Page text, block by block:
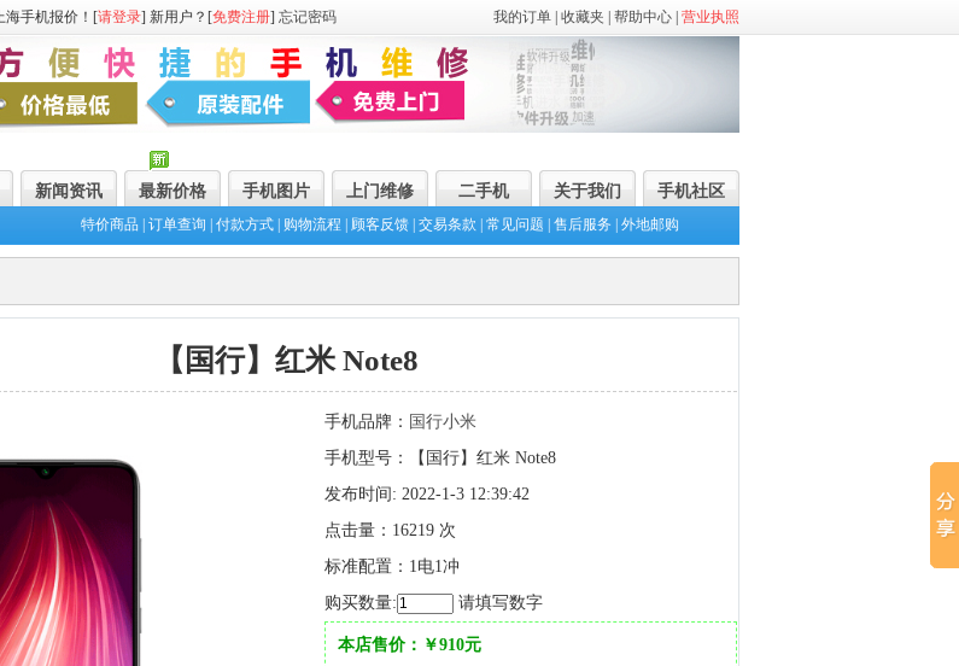
海手机报价！[请登录] 新用户？[免费注册] 忘记密码 我的订单 收藏夹 帮助中心 营业执照
新闻资讯 最新价格 手机图片 上门维修 二手机 关于我们
手机社区
特价商品 订单查询 付款方式 购物流程 顾客反馈 交易条款 常见问题 售后服务 外地邮购
【国行】红米 Note8
手机品牌： 国行小米
手机型号：【国行】红米 Note8
发布时间: 2022-1-3 12:39:42
点击量：16219 次
标准配置：1电1冲
购买数量:
请填写数字
本店售价：￥910元